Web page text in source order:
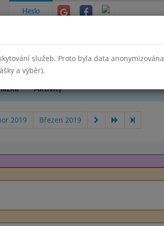
Heslo
Aktivity
2019 Březen 2019
služeb. Proto byla data anonymizována
a výběr).